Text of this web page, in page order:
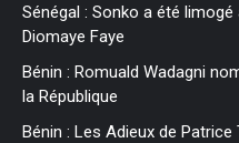
Sénégal : Sonko a été
Diomaye Faye
Bénin : Romuald Wadagni
la République
Bénin : Les Adieux de